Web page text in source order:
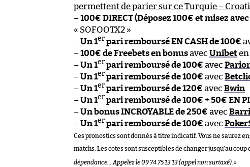
permettent de parier sur ce Turquie –
–100€ DIRECT (Déposez 100€ et misez
« SOFOOTX2 »
–Un 1er pari remboursé EN CASH de 100€
–100€ de Freebets en bonusavec Unibeten
–Un 1er pari remboursé de 100€ avec
–Un 1er pari remboursé de 100€ avec
–Un 1er pari remboursé de 120€ avec Bwin
–Un 1er pari remboursé de 100€ + 50€ EN
–Un bonus INCROYABLE de 250€ avec
–Un 1er pari remboursé de 100€ avec
Ces pronostics sont donnés à titre indicatif. Vous ne saurez
matchs. Les cotes sont susceptibles de changer jusqu’au coup
dépendance… Appelez le 09 74 75 13 13 (appel non surtaxé). »